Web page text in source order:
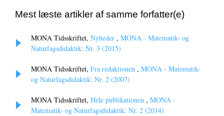
Mest læste artikler af samme forfatter(e)
MONA Tidsskriftet, Nyheder , MONA - Matematik- og
Naturfagsdidaktik: Nr. 3 (2015)
MONA Tidsskriftet, Fra redaktionen , MONA - Matematik-
og Naturfagsdidaktik: Nr. 2 (2007)
MONA Tidsskriftet, Hele publikationen , MONA -
Matematik- og Naturfagsdidaktik: Nr. 2 (2014)